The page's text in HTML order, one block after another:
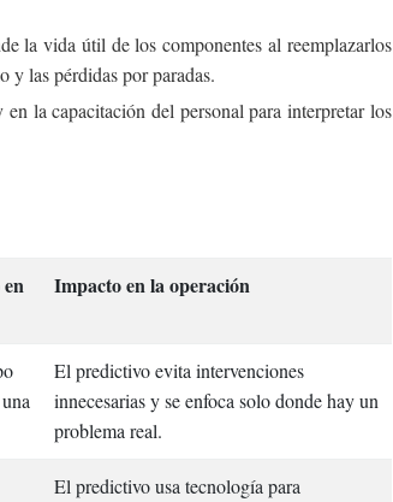
la vida útil de los componentes al reemplazarlos
y las pérdidas por paradas.
la capacitación del personal para interpretar los
Impacto en la operación
El predictivo evita intervenciones
innecesarias y se enfoca solo donde hay un
problema real.
El predictivo usa tecnología para